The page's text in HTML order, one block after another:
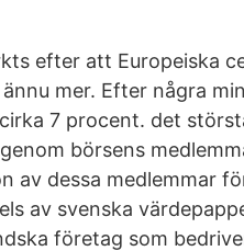
efter att Europeiska
mer. Efter några
7 procent. det
börsens
av dessa medlemmar
av svenska
företag som